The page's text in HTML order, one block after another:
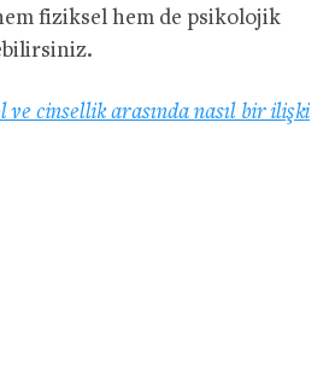
fiziksel hem de psikolojik
ve cinsellik arasında nasıl bir ilişki